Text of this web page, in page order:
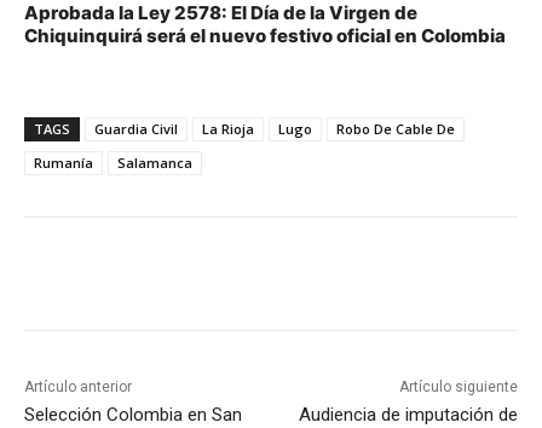
Aprobada la Ley 2578: El Día de la Virgen de
Chiquinquirá será el nuevo festivo oficial en Colombia
TAGS Guardia Civil La Rioja Lugo
Robo De Cable De
Rumanía
Salamanca
Artículo anterior
Selección Colombia en San
Artículo siguiente
Audiencia de imputación de